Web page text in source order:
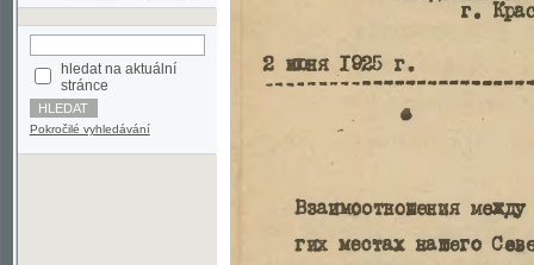
stránce
Pokročilé vyhledávání